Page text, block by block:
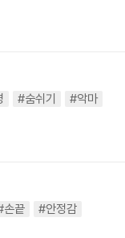
#숨쉬기
#악마
손끝
#안정감